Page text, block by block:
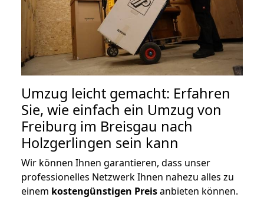
Umzug leicht gemacht: Erfahren
Sie, wie einfach ein Umzug von
Freiburg im Breisgau nach
Holzgerlingen sein kann
Wir können Ihnen garantieren, dass unser
professionelles Netzwerk Ihnen nahezu alles zu
einem kostengünstigen Preisanbieten können.